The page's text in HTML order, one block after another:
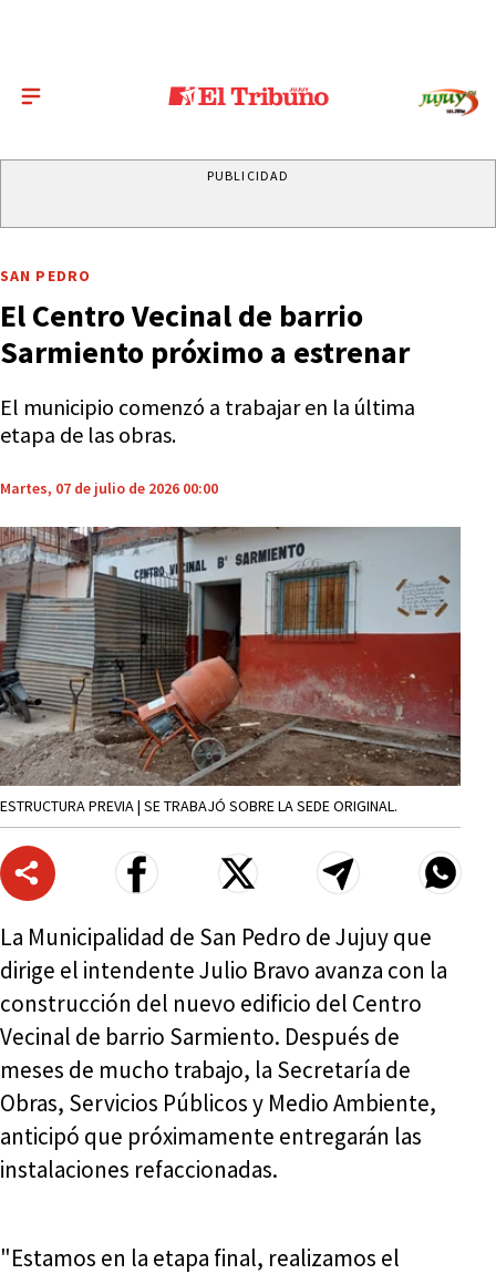
PUBLICIDAD
SAN PEDRO
El Centro Vecinal de barrio
Sarmiento próximo a estrenar
El municipio comenzó a trabajar en la última
etapa de las obras.
Martes, 07 de julio de 2026 00:00
ESTRUCTURA PREVIA | SE TRABAJÓ SOBRE LA SEDE ORIGINAL.
La Municipalidad de San Pedro de Jujuy que
dirige el intendente Julio Bravo avanza con la
construcción del nuevo edificio del Centro
Vecinal de barrio Sarmiento. Después de
meses de mucho trabajo, la Secretaría de
Obras, Servicios Públicos y Medio Ambiente,
anticipó que próximamente entregarán las
instalaciones refaccionadas.
"Estamos en la etapa final, realizamos el